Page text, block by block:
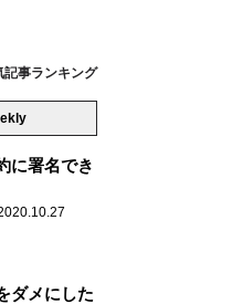
記事ランキング
に署名でき
ダメにした